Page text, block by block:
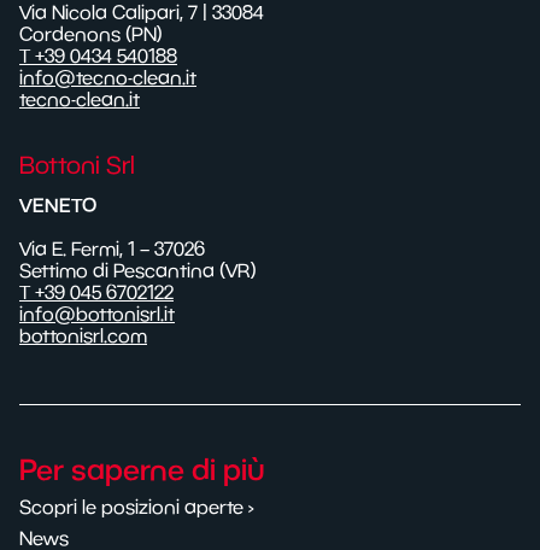
Via Nicola Calipari, 7 | 33084
Cordenons (PN)
T +39 0434 540188
info@tecno-clean.it
tecno-clean.it
Bottoni Srl
VENETO
Via E. Fermi, 1 – 37026
Settimo di Pescantina (VR)
T +39 045 6702122
info@bottonisrl.it
bottonisrl.com
Per saperne di più
Scopri le posizioni aperte ›
News